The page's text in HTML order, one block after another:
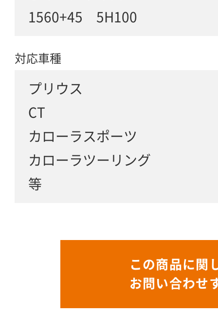
1560+45 5H100
対応車種
プリウス
CT
カローラスポーツ
カローラツーリング
等
この商品に関
お問い合わせ